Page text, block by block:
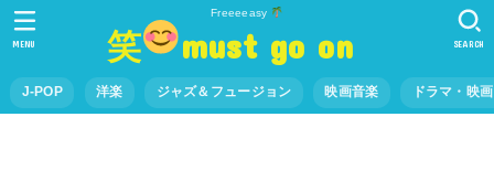
Freeeeasy
笑 must go on
J-POP 洋楽 ジャズ＆フュージョン 映画音楽 ドラマ・映
SEARCH
MENU